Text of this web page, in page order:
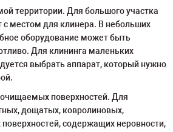
территории. Для большого участка
с местом для клинера. В небольших
оборудование может быть
Для клининга маленьких
выбрать аппарат, который нужно
поверхностей. Для
дощатых, ковролиновых,
содержащих неровности,